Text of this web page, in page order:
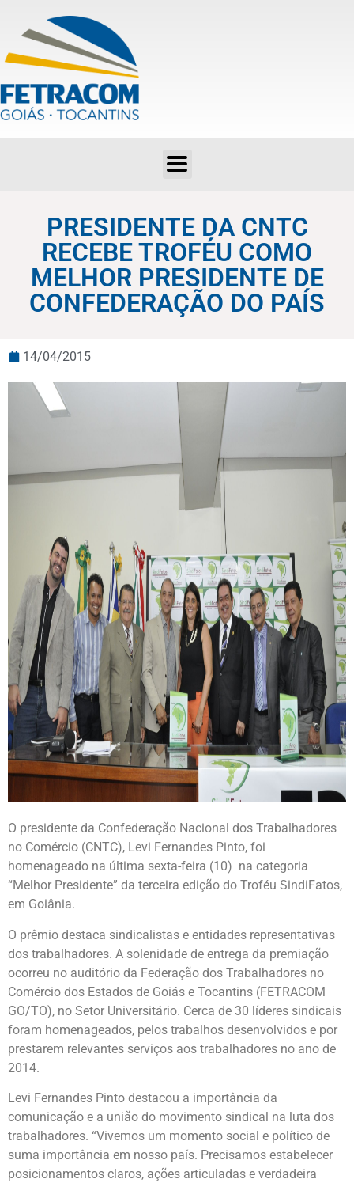
PRESIDENTE DA CNTC
RECEBE TROFÉU COMO
MELHOR PRESIDENTE DE
CONFEDERAÇÃO DO PAÍS
14/04/2015
O presidente da Confederação Nacional dos Trabalhadores
no Comércio (CNTC), Levi Fernandes Pinto, foi
homenageado na última sexta-feira (10) na categoria
“Melhor Presidente” da terceira edição do Troféu SindiFatos,
em Goiânia.
O prêmio destaca sindicalistas e entidades representativas
dos trabalhadores. A solenidade de entrega da premiação
ocorreu no auditório da Federação dos Trabalhadores no
Comércio dos Estados de Goiás e Tocantins (FETRACOM
GO/TO), no Setor Universitário. Cerca de 30 líderes sindicais
foram homenageados, pelos trabalhos desenvolvidos e por
prestarem relevantes serviços aos trabalhadores no ano de
2014.
Levi Fernandes Pinto destacou a importância da
comunicação e a união do movimento sindical na luta dos
trabalhadores. “Vivemos um momento social e político de
suma importância em nosso país. Precisamos estabelecer
posicionamentos claros, ações articuladas e verdadeira